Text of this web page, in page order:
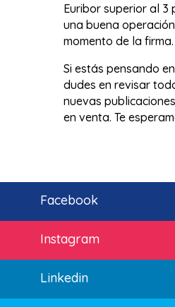
Euribor superior al 3
una buena
momento de la firma.
Si estás pensando
dudes en revisar
nuevas
en venta. Te
Facebook
Instagram
Linkedin